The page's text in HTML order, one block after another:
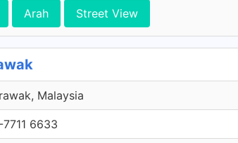
Arah Street View
Malaysia
6633